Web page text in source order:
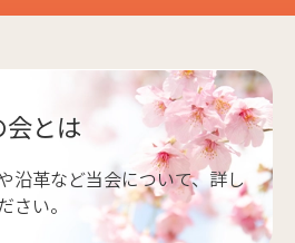
会とは
沿革など当会について、詳し
さい。